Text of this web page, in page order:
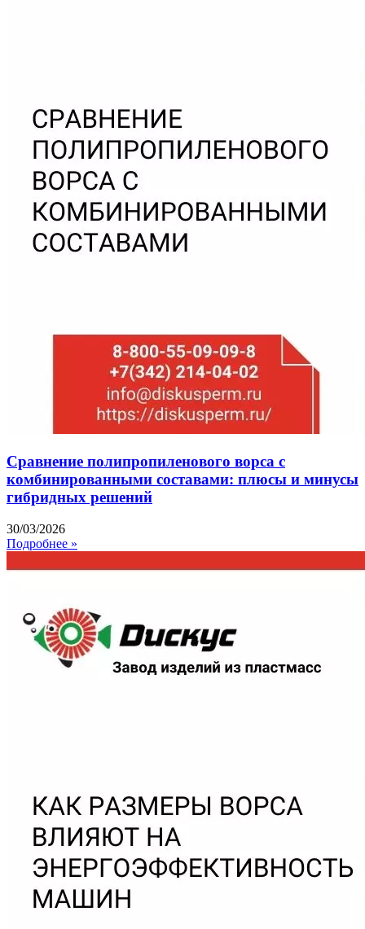
Сравнение полипропиленового ворса с
комбинированными составами: плюсы и минусы
гибридных решений
30/03/2026
Подробнее »